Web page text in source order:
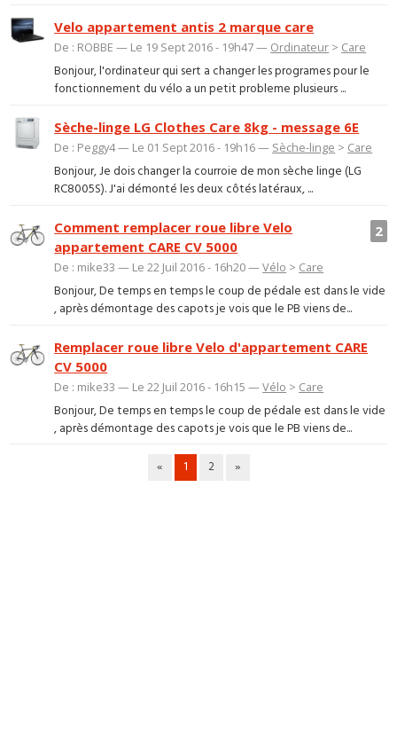
Velo appartement antis 2 marque care
De : ROBBE — Le 19 Sept 2016 - 19h47 — Ordinateur > Care
Bonjour, l'ordinateur qui sert a changer les programes pour le
fonctionnement du vélo a un petit probleme plusieurs ...
Sèche-linge LG Clothes Care 8kg - message 6E
De : Peggy4 — Le 01 Sept 2016 - 19h16 — Sèche-linge > Care
Bonjour, Je dois changer la courroie de mon sèche linge (LG
RC8005S). J'ai démonté les deux côtés latéraux, ...
2
Comment remplacer roue libre Velo
appartement CARE CV 5000
De : mike33 — Le 22 Juil 2016 - 16h20 —Vélo > Care
Bonjour, De temps en temps le coup de pédale est dans le vide
, après démontage des capots je vois que le PB viens de...
Remplacer roue libre Velo d'appartement CARE
CV 5000
De : mike33 — Le 22 Juil 2016 - 16h15 —Vélo > Care
Bonjour, De temps en temps le coup de pédale est dans le vide
, après démontage des capots je vois que le PB viens de...
« 1 2 »